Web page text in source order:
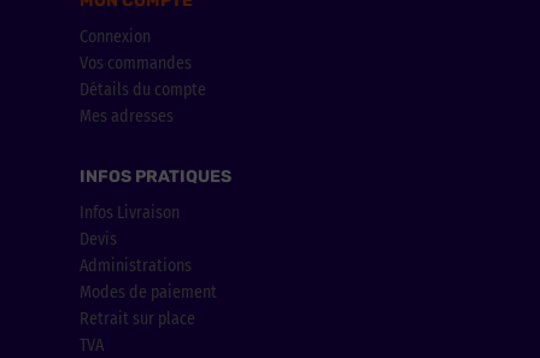
Connexion
Vos commandes
Détails du compte
Mes adresses
INFOS PRATIQUES
Infos Livraison
Devis
Administrations
Modes de paiement
Retrait sur place
TVA